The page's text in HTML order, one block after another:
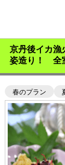
京丹後イカ
姿造り！ 全
春のプラン